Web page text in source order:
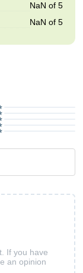
NaN of 5
NaN of 5
If you have
an opinion